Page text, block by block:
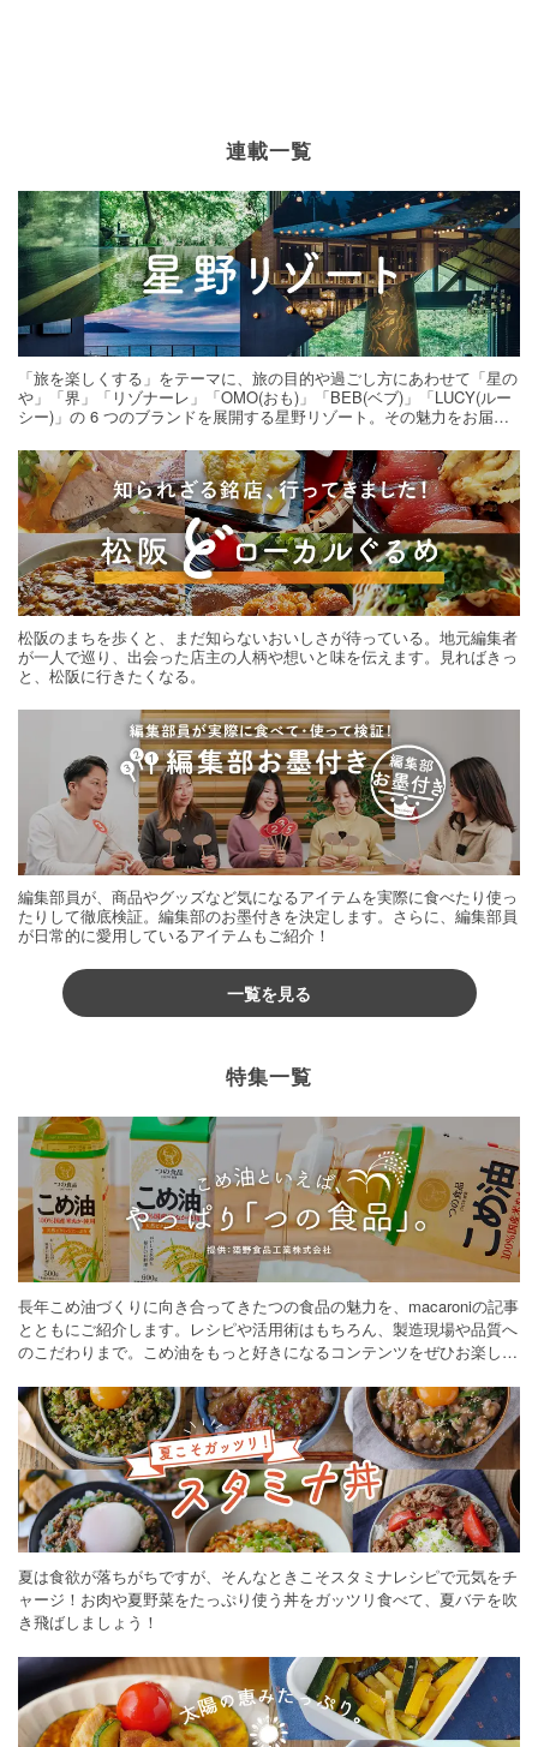
連載一覧
「旅を楽しくする」をテーマに、旅の目的や過ごし方にあわせて「星の
や」「界」「リゾナーレ」「OMO(おも)」「BEB(ベブ)」「LUCY(ルー
シー)」の 6 つのブランドを展開する星野リゾート。その魅力をお届け
松阪のまちを歩くと、まだ知らないおいしさが待っている。地元編集者
が一人で巡り、出会った店主の人柄や想いと味を伝えます。見ればきっ
と、松阪に行きたくなる。
編集部員が、商品やグッズなど気になるアイテムを実際に食べたり使っ
たりして徹底検証。編集部のお墨付きを決定します。さらに、編集部員
が日常的に愛用しているアイテムもご紹介！
一覧を見る
特集一覧
長年こめ油づくりに向き合ってきたつの食品の魅力を、macaroniの記事
とともにご紹介します。レシピや活用術はもちろん、製造現場や品質へ
のこだわりまで。こめ油をもっと好きになるコンテンツをぜひお楽しみ
夏は食欲が落ちがちですが、そんなときこそスタミナレシピで元気をチ
ャージ！お肉や夏野菜をたっぷり使う丼をガッツリ食べて、夏バテを吹
き飛ばしましょう！